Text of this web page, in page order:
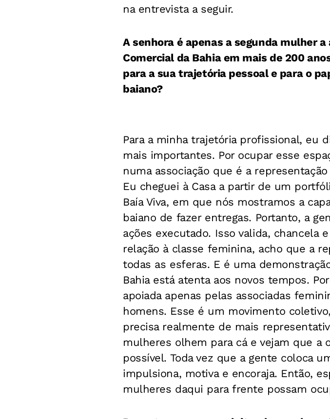
na entrevista a seguir.
A senhora é apenas a segunda mulher
Comercial da Bahia em mais de 200
para a sua trajetória pessoal e para o
baiano?
Para a minha trajetória profissional, eu
mais importantes. Por ocupar esse
numa associação que é a
Eu cheguei à Casa a partir de um
Baía Viva, em que nós mostramos a
baiano de fazer entregas. Portanto, a
ações executado. Isso valida, chancela
relação à classe feminina, acho que a
todas as esferas. E é uma
Bahia está atenta aos novos tempos.
apoiada apenas pelas associadas
homens. Esse é um movimento
precisa realmente de mais
mulheres olhem para cá e vejam que a
possível. Toda vez que a gente coloca
impulsiona, motiva e encoraja. Então,
mulheres daqui para frente possam